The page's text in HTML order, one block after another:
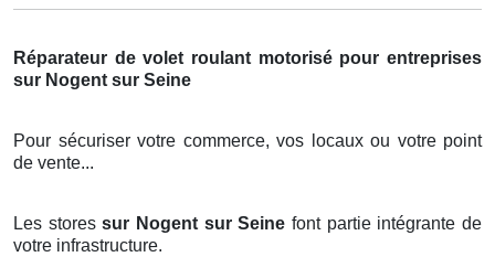
Réparateur de volet roulant motorisé pour entreprises
sur Nogent sur Seine
Pour sécuriser votre commerce, vos locaux ou votre point
de vente...
Les storessur Nogent sur Seinefont partie intégrante de
votre infrastructure.